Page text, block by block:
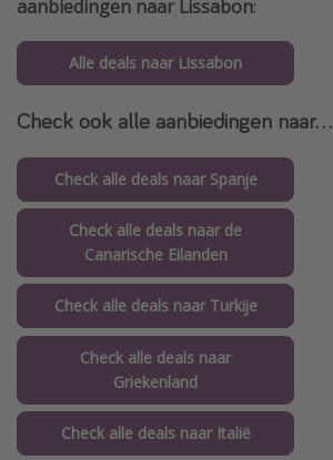
aanbiedingen naar Lissabon:
Alle deals naar Lissabon
Check ook alle aanbiedingen naar...
Check alle deals naar Spanje
Check alle deals naar de
Canarische Eilanden
Check alle deals naar Turkije
Check alle deals naar
Griekenland
Check alle deals naar Italië